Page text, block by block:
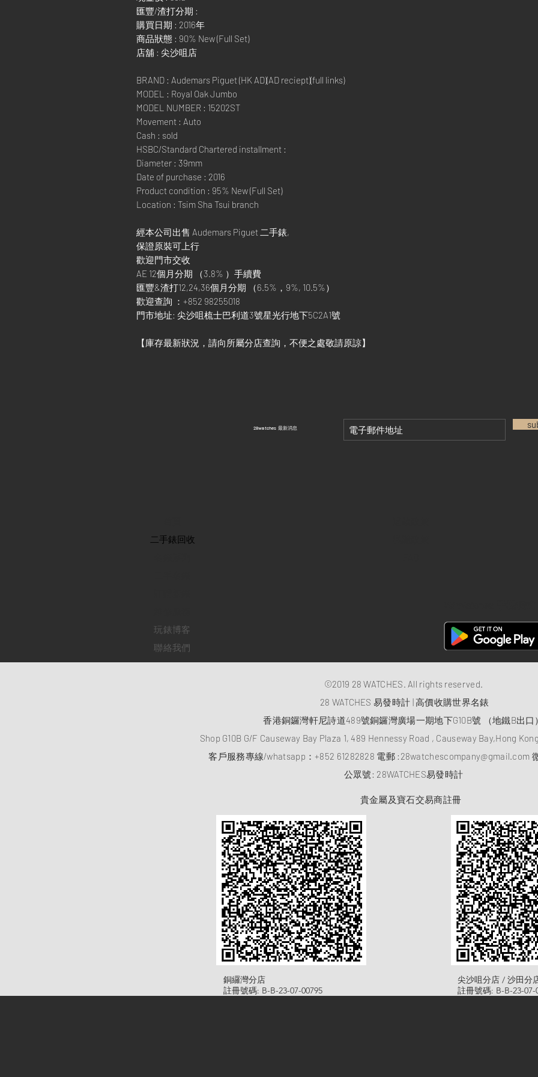
匯豐/渣打分期 :
購買日期 : 2016年
商品狀態 : 90% New (Full Set)
店舖 : 尖沙咀店
BRAND : Audemars Piguet (HK AD)(AD reciept)(full links)
MODEL : Royal Oak Jumbo
MODEL NUMBER : 15202ST
Movement : Auto
Cash : sold
HSBC/Standard Chartered installment :
Diameter : 39mm
Date of purchase : 2016
Product condition : 95% New (Full Set)
Location : Tsim Sha Tsui branch
經本公司出售 Audemars Piguet 二手錶,
保證原裝可上行
歡迎門市交收
AE 12個月分期 （3.8% ）手續費
匯豐&渣打12,24,36個月分期 （6.5%，9%, 10.5%）
歡迎查詢 ：+852 98255018
門市地址: 尖沙咀梳士巴利道3號星光行地下5C2A1號
【庫存最新狀況，請向所屬分店查詢，不便之處敬請原諒】
​28watches 最新消息
​二手錶回收
玩錶博客
聯絡我們
©2019 28 WATCHES. All rights reserved.
28 WATCHES 易發時計 | 高價收購世界名錶
香港銅鑼灣軒尼詩道489號銅鑼灣廣場一期地下G10B號 （地鐵B出口）
Shop G10B G/F Causeway Bay Plaza 1, 489 Hennessy Road , Causeway Bay,Hong Kong
客戶服務專線/whatsapp：+852 61282828 電郵 : 28watchescompany@gmail.com
​公眾號: 28WATCHES易發時計
貴金屬及寶石交易商註冊
​銅纙灣分店
註冊號碼: B-B-23-07-00795
尖沙咀分店 / 沙田分
註冊號碼: B-B-23-07-